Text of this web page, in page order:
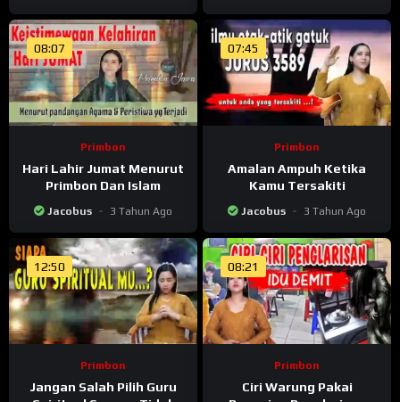
08:07
Primbon
Hari Lahir Jumat Menurut
Primbon Dan Islam
Jacobus 3 Tahun Ago
07:45
Primbon
Amalan Ampuh Ketika
Kamu Tersakiti
Jacobus 3 Tahun Ago
12:50
Primbon
Jangan Salah Pilih Guru
08:21
Primbon
Ciri Warung Pakai